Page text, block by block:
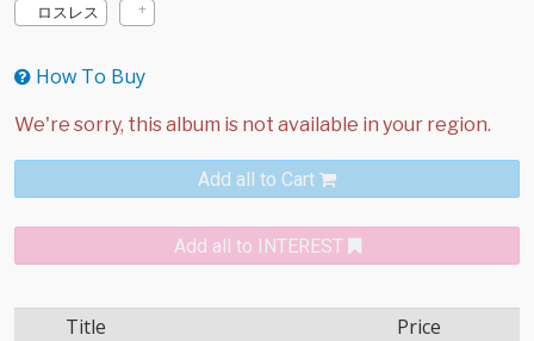
ロスレス
How To Buy
Add all to Cart
Add all to INTEREST
Title Price